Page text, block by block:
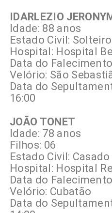
IDARLEZIO
Idade: 88 anos
Estado Civil: Solteiro
Hospital: Hospital
Data do
Velório: São
Data do
16:00
JOÃO TONET
Idade: 78 anos
Filhos: 06
Estado Civil: Casado
Hospital: Hospital
Data do
Velório: Cubatão
Data do